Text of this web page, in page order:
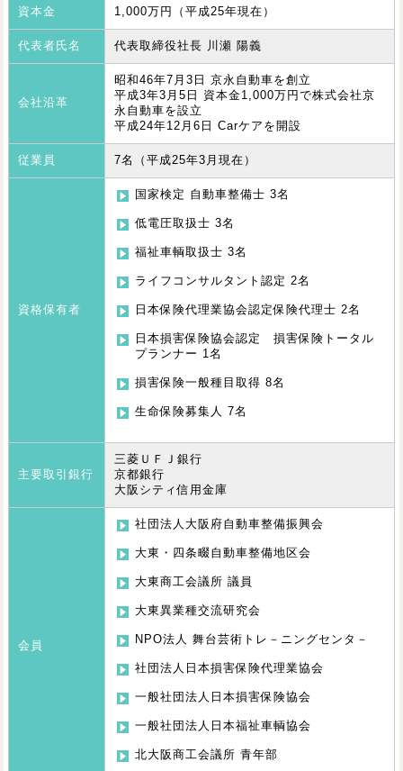
資本金 1,000万円（平成25年現在）
代表者氏名 代表取締役社長 川瀬 陽義
会社沿革
昭和46年7月3日 京永自動車を創立
平成3年3月5日 資本金1,000万円で株式会社京
永自動車を設立
平成24年12月6日 Carケアを開設
従業員 7名（平成25年3月現在）
資格保有者
国家検定 自動車整備士 3名
低電圧取扱士 3名
福祉車輌取扱士 3名
ライフコンサルタント認定 2名
日本保険代理業協会認定保険代理士 2名
日本損害保険協会認定 損害保険トータル
プランナー 1名
損害保険一般種目取得 8名
生命保険募集人 7名
主要取引銀行
三菱ＵＦＪ銀行
京都銀行
大阪シティ信用金庫
会員
社団法人大阪府自動車整備振興会
大東・四条畷自動車整備地区会
大東商工会議所 議員
大東異業種交流研究会
NPO法人 舞台芸術トレ－ニングセンタ－
社団法人日本損害保険代理業協会
一般社団法人日本損害保険協会
一般社団法人日本福祉車輌協会
北大阪商工会議所 青年部